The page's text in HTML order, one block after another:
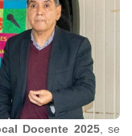
Docente 2025, se